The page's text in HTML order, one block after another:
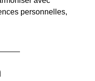
personnelles,